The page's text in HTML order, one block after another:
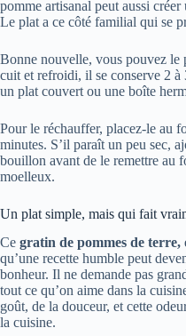
pomme artisanal peut aussi
Le plat a ce côté familial qui se
Bonne nouvelle, vous pouvez le
cuit et refroidi, il se conserve 2 à
un plat couvert ou une boîte
Pour le réchauffer, placez-le au
minutes. S’il paraît un peu sec,
bouillon avant de le remettre au
moelleux.
Un plat simple, mais qui fait
Ce gratin de pommes de terre,
qu’une recette humble peut
bonheur. Il ne demande pas
tout ce qu’on aime dans la
goût, de la douceur, et cette
la cuisine.